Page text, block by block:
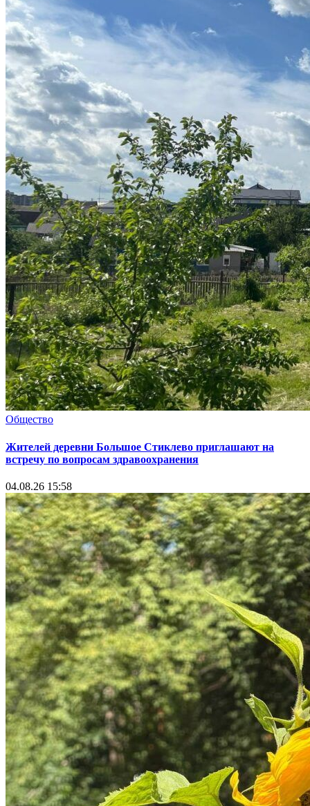
Общество
Жителей деревни Большое Стиклево приглашают на
встречу по вопросам здравоохранения
04.08.26 15:58